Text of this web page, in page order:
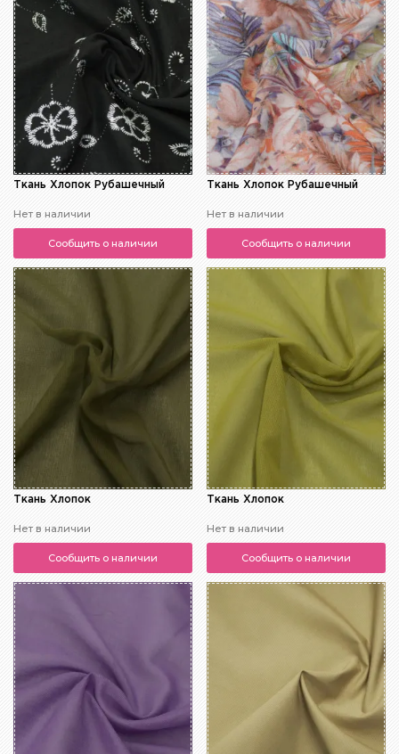
Ткань Хлопок Рубашечный
Нет в наличии
Сообщить о наличии
Ткань Хлопок Рубашечный
Нет в наличии
Сообщить о наличии
Ткань Хлопок
Нет в наличии
Сообщить о наличии
Ткань Хлопок
Нет в наличии
Сообщить о наличии